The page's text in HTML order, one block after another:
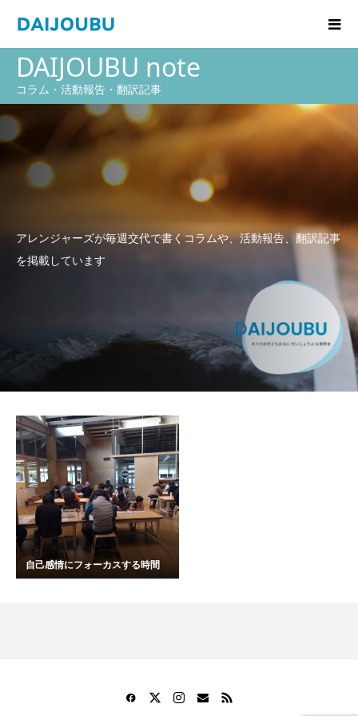
DAIJOUBU note
コラム・活動報告・翻訳記事
アレンジャーズが毎週交代で書くコラムや、活動報告、翻訳記事
を掲載しています
自己感情にフォーカスする時間